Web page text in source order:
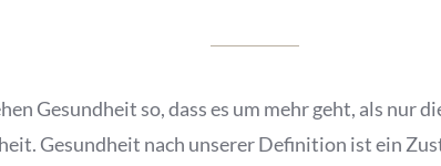
Gesundheit so, dass es um mehr geht, als nur
Gesundheit nach unserer Definition ist ein